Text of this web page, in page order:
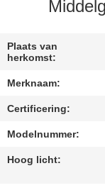
NIEUWS
Plaats van
herkomst:
Merknaam:
Certificering:
Modelnummer:
Hoog licht: